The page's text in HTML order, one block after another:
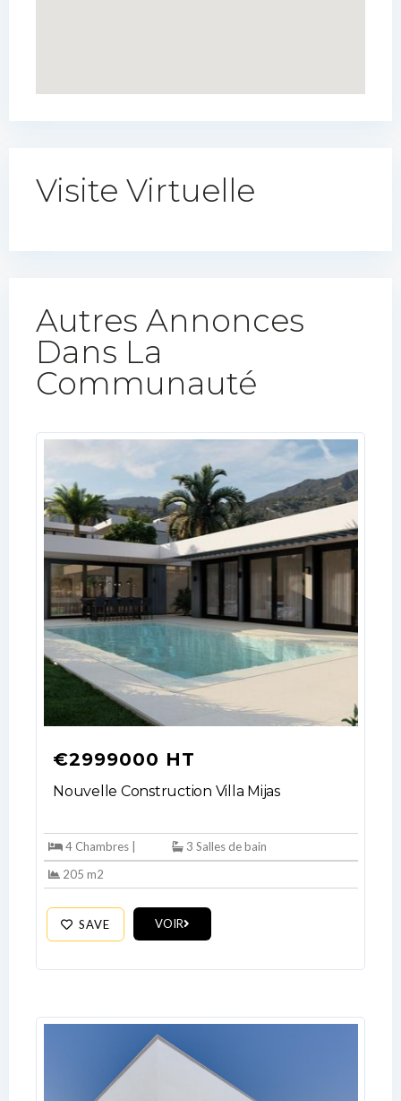
Visite Virtuelle
Autres Annonces
Dans La
Communauté​
€2999000 HT
Nouvelle Construction Villa Mijas
4 Chambres |
3 Salles de bain
205 m2
SAVE VOIR